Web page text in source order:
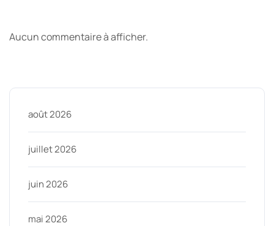
Aucun commentaire à afficher.
août 2026
juillet 2026
juin 2026
mai 2026